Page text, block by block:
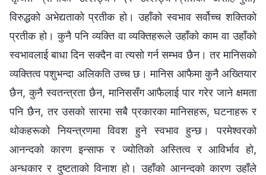
विरुद्धको अभेद्यताको प्रतीक हो। उहाँको स्वभाव सर्वोच्‍च शक्तिको
प्रतीक हो। कुनै पनि व्यक्ति वा व्यक्तिहरूले उहाँको काम वा उहाँको
स्वभावलाई बाधा दिन सक्दैन वा त्यसो गर्न सम्भव छैन। तर मानिसको
व्यक्तित्व पशुभन्दा अलिकति उच्‍च छ। मानिस आफैमा कुनै अख्तियार
छैन, कुनै स्वतन्त्रता छैन, मानिससँग आफैलाई पार गरेर जाने क्षमता
पनि छैन, तर उसको सारमा सबै प्रकारका मानिसहरू, घटनाहरू र
थोकहरूको नियन्‍त्रणमा विवश हुने स्वभाव हुन्छ। परमेश्‍वरको
आनन्दको कारण इन्साफ र ज्योतिको अस्तित्व र आविर्भाव हो,
अन्धकार र दुष्‍टताको विनाश हो। उहाँको आनन्दको कारण उहाँले